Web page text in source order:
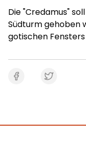
Die "Credamus"
Südturm gehoben
gotischen